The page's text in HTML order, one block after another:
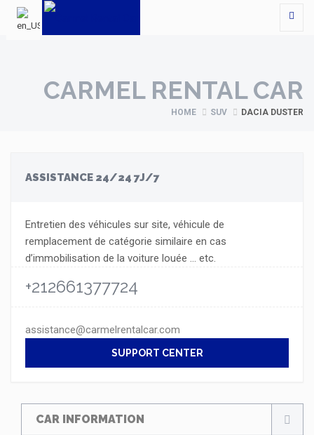
CARMEL RENTAL CAR
HOME SUV DACIA DUSTER
ASSISTANCE 24/24 7J/7
Entretien des véhicules sur site, véhicule de
remplacement de catégorie similaire en cas
d’immobilisation de la voiture louée … etc.
+212661377724
assistance@carmelrentalcar.com
SUPPORT CENTER
CAR INFORMATION